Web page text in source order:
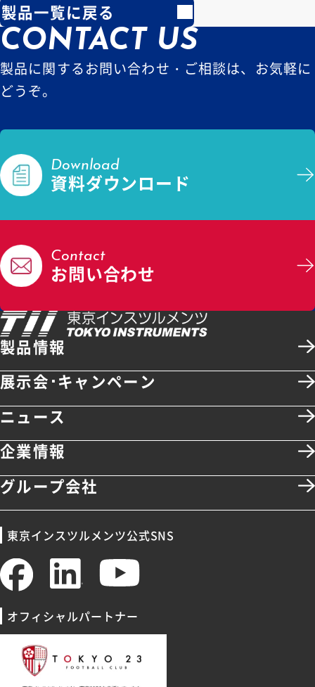
製品一覧に戻る
CONTACT US
製品に関するお問い合わせ・ご相談は、お気軽に
どうぞ。
Download
資料ダウンロード
Contact
お問い合わせ
製品情報
展示会･キャンペーン
ニュース
企業情報
グループ会社
東京インスツルメンツ公式SNS
オフィシャルパートナー